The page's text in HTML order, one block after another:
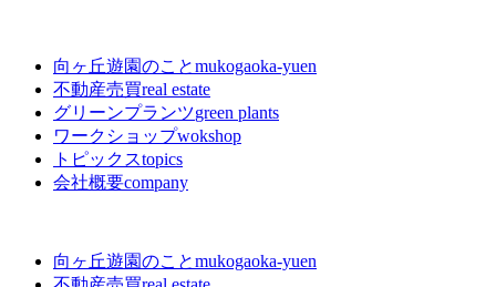
向ヶ丘遊園のことmukogaoka-yuen
不動産売買real estate
グリーンプランツgreen plants
ワークショップwokshop
トピックスtopics
会社概要company
向ヶ丘遊園のことmukogaoka-yuen